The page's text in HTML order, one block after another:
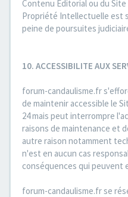
Contenu Editorial ou du
Propriété Intellectuelle est
peine de poursuites
10. ACCESSIBILITE AUX
forum-candaulisme.fr
de maintenir accessible le
24 mais peut interrompre
raisons de maintenance et
autre raison notamment
n'est en aucun cas
conséquences qui peuvent
forum-candaulisme.fr se